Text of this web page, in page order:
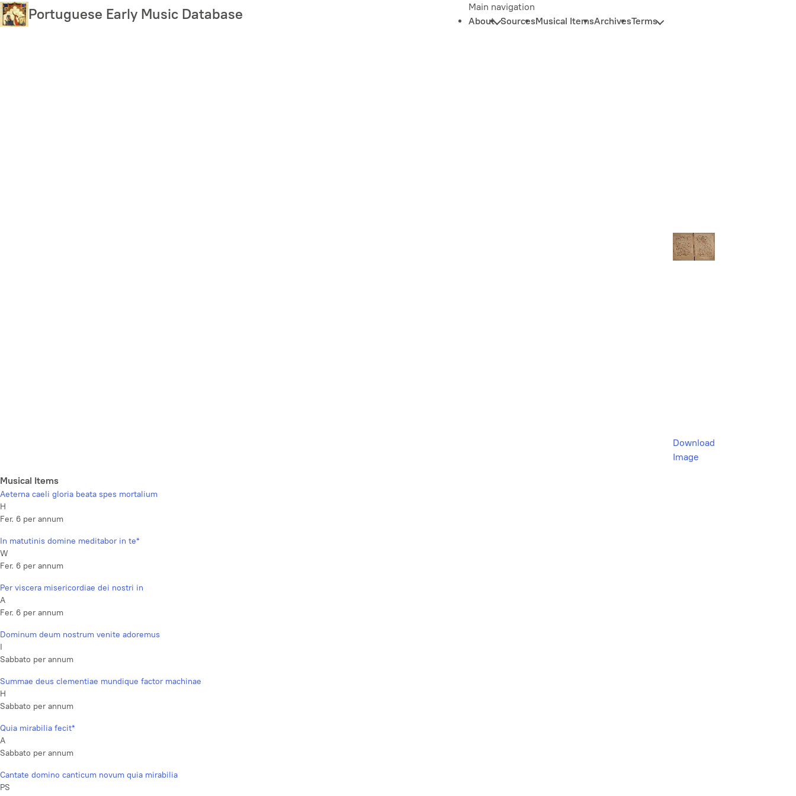
Skip
to
Portuguese Early Music Database
Main navigation
About SourcesMusical ItemsArchivesTerms
Download
Image
Musical Items
Aeterna caeli gloria beata spes mortalium
H
Fer. 6 per annum
In matutinis domine meditabor in te*
W
Fer. 6 per annum
Per viscera misericordiae dei nostri in
A
Fer. 6 per annum
Dominum deum nostrum venite adoremus
I
Sabbato per annum
Summae deus clementiae mundique factor machinae
H
Sabbato per annum
Quia mirabilia fecit*
A
Sabbato per annum
Cantate domino canticum novum quia mirabilia
PS